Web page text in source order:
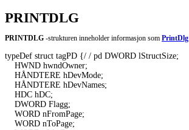
PRINTDLG
PRINTDLG -strukturen inneholder informasjon som PrintDlg
typeDef struct tagPD {/ / pd DWORD lStructSize;
    HWND hwndOwner;
    HÅNDTERE hDevMode;
    HÅNDTERE hDevNames;
    HDC hDC;
    DWORD Flagg;
    WORD nFromPage;
    WORD nToPage;